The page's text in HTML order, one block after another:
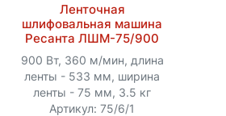
Ленточная
шлифовальная машина
Ресанта ЛШМ-75/900
900 Вт, 360 м/мин, длина
ленты - 533 мм, ширина
ленты - 75 мм, 3.5 кг
Артикул: 75/6/1